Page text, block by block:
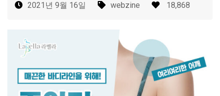
2021년 9월 16일 webzine 18,868